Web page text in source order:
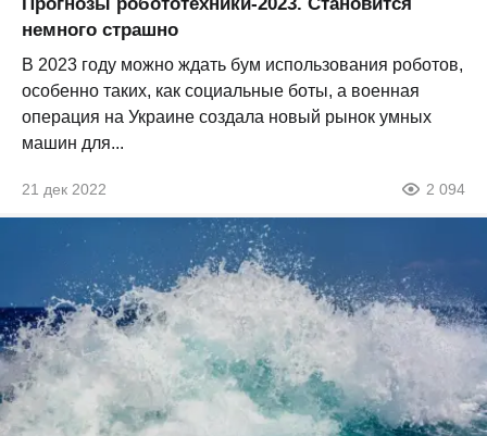
немного страшно
В 2023 году можно ждать бум использования роботов,
особенно таких, как социальные боты, а военная
операция на Украине создала новый рынок умных
машин для...
21 дек 2022 2 094